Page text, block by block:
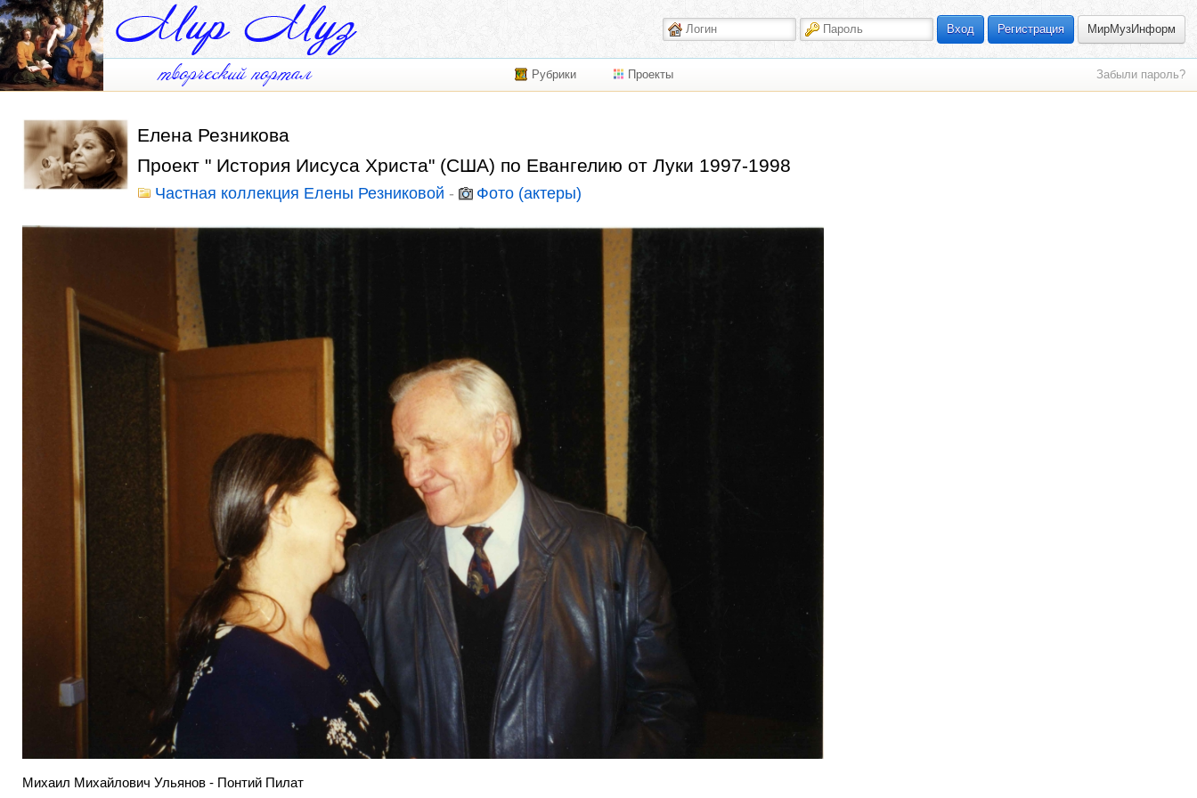
Вход Регистрация МирМузИнформ
Рубрики Проекты Забыли пароль?
Елена Резникова
Проект " История Иисуса Христа" (США) по Евангелию от Луки 1997-1998
Частная коллекция Елены Резниковой - Фото (актеры)
Михаил Михайлович Ульянов - Понтий Пилат